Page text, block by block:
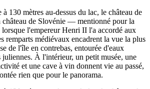
130 mètres au-dessus du lac, le château de
château de Slovénie — mentionné pour la
l'empereur Henri II l'a accordé aux
remparts médiévaux encadrent la vue la plus
de l'île en contrebas, entourée d'eaux
juliennes. À l'intérieur, un petit musée, une
et une cave à vin donnent vie au passé,
rien que pour le panorama.